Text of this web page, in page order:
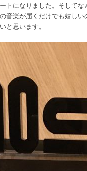
トになりました。そして
音楽が届くだけでも嬉し
と思います。